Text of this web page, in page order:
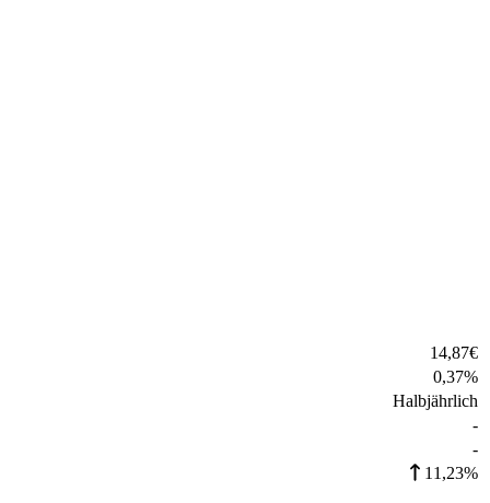
14,87€
0,37%
Halbjährlich
-
-
11,23%